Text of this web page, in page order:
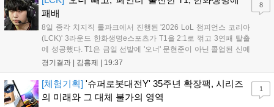
패배
8일 종각 치지직 롤파크에서 진행된 '2026 LoL 챔피언스 코리아
(LCK)' 3라운드 한화생명e스포츠가 T1을 2:1로 꺾고 3연패 탈출
에 성공했다. T1은 금일 선발에 '오너' 문현준이 아닌 콜업된 신예
'페인터' 김은후를 투입했지만, 결국 1:2로 패배하고 말았다. T1은
을 빼냈다....
경기결과 | 김홍제 | 19:37
8
[체험기획] '슈퍼로봇대전Y' 35주년 확장팩, 시리즈
의 미래와 그 대체 불가의 영역
1